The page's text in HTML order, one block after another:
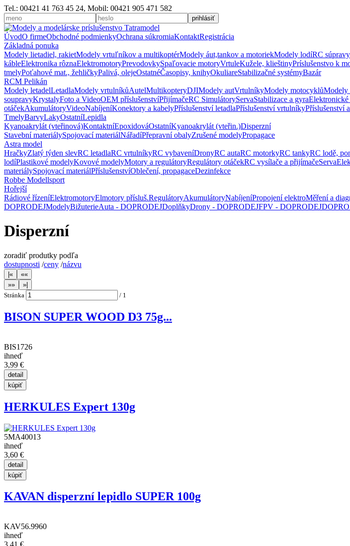
Tel.: 00421 41 763 45 24, Mobil: 00421 905 471 582
ÚvodO firmeObchodné podmienkyOchrana súkromiaKontaktRegistrácia
Základná ponuka
Modely lietadiel, rakietModely vrtuľníkov a multikoptérModely áut,tankov a motoriekModely lodíRC súpravy
kábleElektronika rôznaElektromotoryPrevodovkySpaľovacie motoryVrtuleKužele, klieštinyPríslušenstvo k
tmelyPoťahové mat., žehličkyPalivá, olejeOstatnéČasopisy, knihyOkuliareStabilizačné systémyBazár
RCM Pelikán
Modely letadelLetadlaModely vrtulníkůAutelMultikopteryDJIModely autVrtulníkyModely motocyklůModely
soupravyKrystalyFoto a VideoOEM příslušenstvíPřijímačeRC SimulátoryServaStabilizace a gyraElektronické
otáčekAkumulátoryVideoNabíjeníKonektory a kabelyPříslušenství letadlaPříslušenství vrtulníkyPříslušenství
TmelyBarvyLakyOstatníLepidla
Kyanoakrylát (vteřinová)KontaktníEpoxidováOstatníKyanoakrylát (vteřin.)Disperzní
Stavební materiálySpojovací materiálNářadíPřepravní obalyZrušené modelyPropagace
Astra model
HračkyZlatý týden slevRC letadlaRC vrtulníkyRC vybaveníDronyRC autaRC motorkyRC tankyRC lodě,
lodíPlastikové modelyKovové modelyMotory a regulátoryRegulátory otáčekRC vysílače a přijímačeServa
materiálySpojovací materiálPříslušenstvíOblečení, propagaceDezinfekce
Robbe Modellsport
Hořejší
Rádiové řízeníElektromotoryElmotory přísluš.RegulátoryAkumulátoryNabíjeníPropojení elektroMěření a
DOPRODEJModelyBižuterieAuta - DOPRODEJDoplňkyDrony - DOPRODEJFPV - DOPRODEJ
Disperzní
zoradiť produtky podľa
dostupnosti /ceny /názvu
Stránka / 1
BISON SUPER WOOD D3 75g...
BIS1726
ihneď
3,99 €
HERKULES Expert 130g
5MA40013
ihneď
3,60 €
KAVAN disperzní lepidlo SUPER 100g
KAV56.9960
ihneď